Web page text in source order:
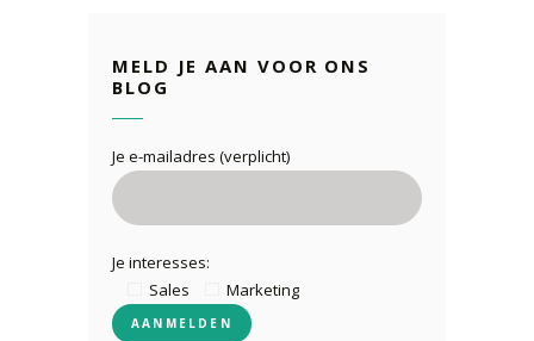
MELD JE AAN VOOR ONS
BLOG
Je e-mailadres (verplicht)
Je interesses:
Sales
Marketing